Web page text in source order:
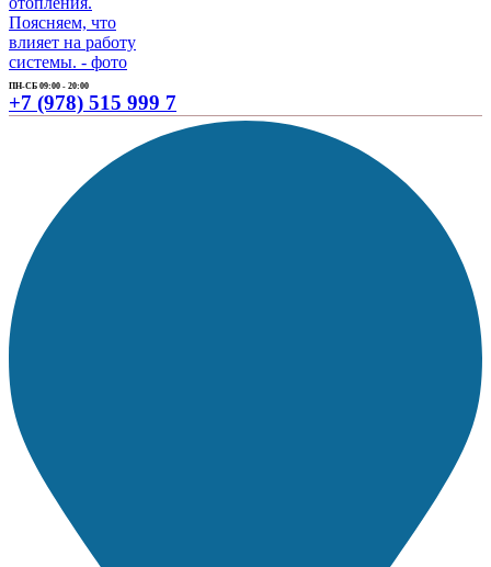
ПН-СБ 09:00 - 20:00
+7 (978) 515 999 7